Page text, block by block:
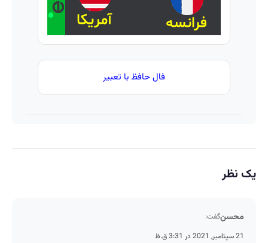
فال حافظ با تعبیر
یک نظر
محسنگفت:
21 سپتامبر, 2021 در 3:31 ق.ظ